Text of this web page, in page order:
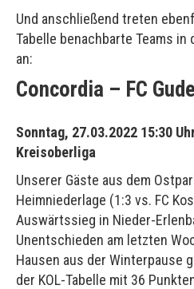
Und anschließend treten
Tabelle benachbarte Teams in
an:
Concordia – FC
Sonntag, 27.03.2022 15:30
Kreisoberliga
Unserer Gäste aus dem
Heimniederlage (1:3 vs. FC
Auswärtssieg in Nieder-
Unentschieden am letzten
Hausen aus der Winterpause
der KOL-Tabelle mit 36